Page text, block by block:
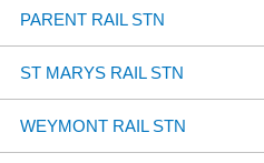
PARENT RAIL STN
ST MARYS RAIL STN
WEYMONT RAIL STN